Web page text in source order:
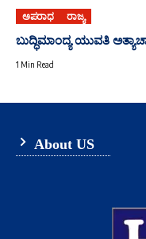
ಅಪರಾಧ ರಾಜ್ಯ
ಬುದ್ಧಿಮಾಂದ್ಯ ಯುವತಿ
1 Min Read
About US